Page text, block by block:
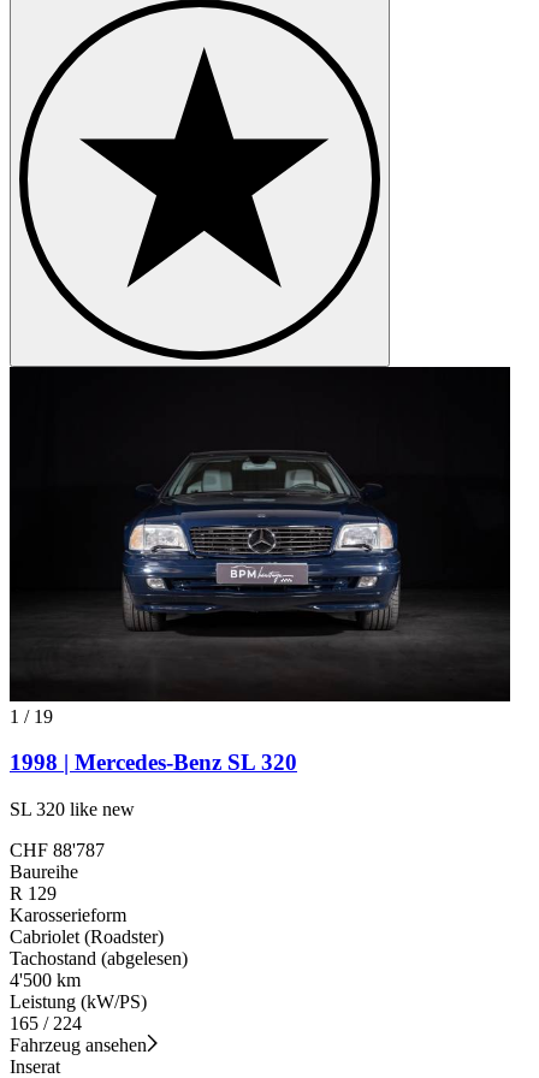
1 / 19
1998 | Mercedes-Benz SL 320
SL 320 like new
CHF 88'787
Baureihe
R 129
Karosserieform
Cabriolet (Roadster)
Tachostand (abgelesen)
4'500 km
Leistung (kW/PS)
165 / 224
Fahrzeug ansehen
Inserat